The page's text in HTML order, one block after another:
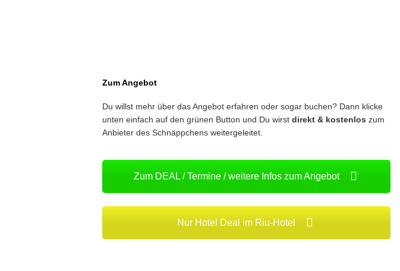
Zum Angebot
Du willst mehr über das Angebot erfahren oder sogar buchen? Dann klicke
unten einfach auf den grünen Button und Du wirst direkt & kostenlos zum
Anbieter des Schnäppchens weitergeleitet.
Zum DEAL / Termine / weitere Infos zum Angebot
Nur Hotel Deal im Riu-Hotel